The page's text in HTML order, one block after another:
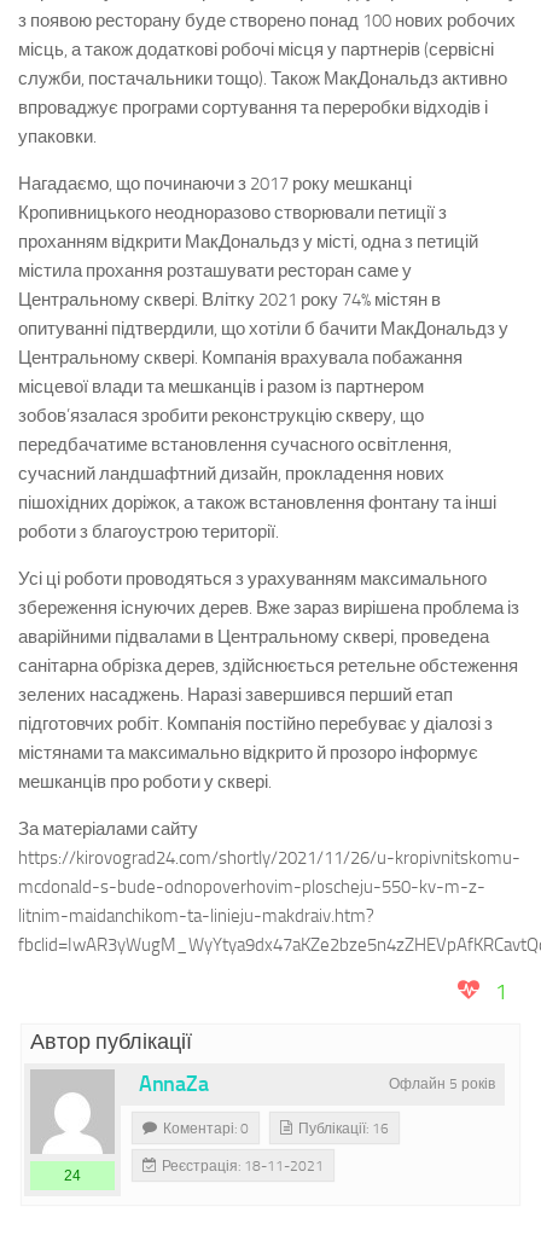
з появою ресторану буде створено понад 100 нових робочих
місць, а також додаткові робочі місця у партнерів (сервісні
служби, постачальники тощо). Також МакДональдз активно
впроваджує програми сортування та переробки відходів і
упаковки.
Нагадаємо, що починаючи з 2017 року мешканці
Кропивницького неодноразово створювали петиції з
проханням відкрити МакДональдз у місті, одна з петицій
містила прохання розташувати ресторан саме у
Центральному сквері. Влітку 2021 року 74% містян в
опитуванні підтвердили, що хотіли б бачити МакДональдз у
Центральному сквері. Компанія врахувала побажання
місцевої влади та мешканців і разом із партнером
зобов’язалася зробити реконструкцію скверу, що
передбачатиме встановлення сучасного освітлення,
сучасний ландшафтний дизайн, прокладення нових
пішохідних доріжок, а також встановлення фонтану та інші
роботи з благоустрою території.
Усі ці роботи проводяться з урахуванням максимального
збереження існуючих дерев. Вже зараз вирішена проблема із
аварійними підвалами в Центральному сквері, проведена
санітарна обрізка дерев, здійснюється ретельне обстеження
зелених насаджень. Наразі завершився перший етап
підготовчих робіт. Компанія постійно перебуває у діалозі з
містянами та максимально відкрито й прозоро інформує
мешканців про роботи у сквері.
За матеріалами сайту
https://kirovograd24.com/shortly/2021/11/26/u-kropivnitskomu-
mcdonald-s-bude-odnopoverhovim-ploscheju-550-kv-m-z-
litnim-maidanchikom-ta-linieju-makdraiv.htm?
1
Автор публікації
Офлайн 5 років
AnnaZa
24
Коментарі: 0 Публікації: 16
Реєстрація: 18-11-2021